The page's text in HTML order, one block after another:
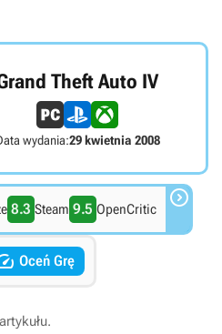
Theft Auto IV
wydania:29 kwietnia 2008
8.3 Steam 9.5 OpenCritic 
Oceń Grę